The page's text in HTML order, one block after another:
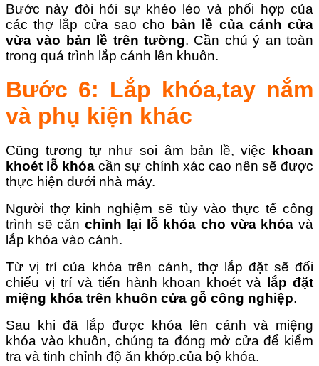
Bước này đòi hỏi sự khéo léo và phối hợp của
các thợ lắp cửa sao cho bản lề của cánh cửa
vừa vào bản lề trên tường. Cần chú ý an toàn
trong quá trình lắp cánh lên khuôn.
Bước 6: Lắp khóa,tay nắm
và phụ kiện khác
Cũng tương tự như soi âm bản lề, việc
khoan
khoét lỗ khóa cần sự chính xác cao nên sẽ được
thực hiện dưới nhà máy.
Người thợ kinh nghiệm sẽ tùy vào thực tế công
trình sẽ cănchỉnh lại lỗ khóa cho vừa khóa và
lắp khóa vào cánh.
Từ vị trí của khóa trên cánh, thợ lắp đặt sẽ đối
chiếu vị trí và tiến hành khoan khoét và
lắp đặt
miệng khóa trên khuôn cửa gỗ công nghiệp.
Sau khi đã lắp được khóa lên cánh và miệng
khóa vào khuôn, chúng ta đóng mở cửa để kiểm
tra và tinh chỉnh độ ăn khớp.của bộ khóa.